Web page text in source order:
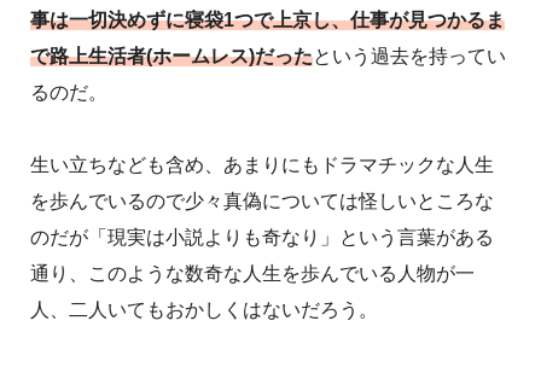
事は一切決めずに寝袋1つで上京し、仕事が見つかるま
で路上生活者(ホームレス)だったという過去を持ってい
るのだ。
生い立ちなども含め、あまりにもドラマチックな人生
を歩んでいるので少々真偽については怪しいところな
のだが「現実は小説よりも奇なり」という言葉がある
通り、このような数奇な人生を歩んでいる人物が一
人、二人いてもおかしくはないだろう。